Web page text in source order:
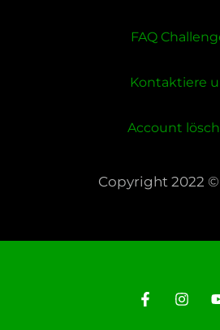
FAQ
Kontaktiere
Account
Copyright 2022